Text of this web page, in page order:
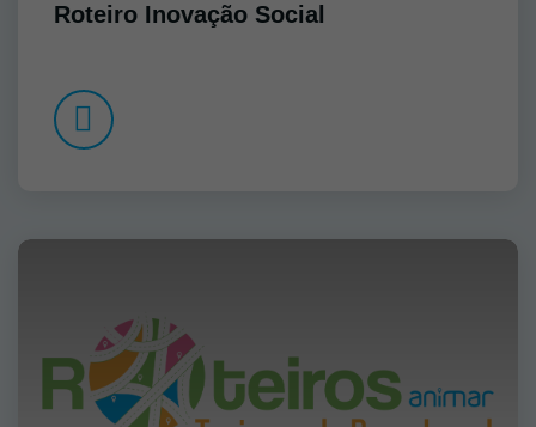
Roteiro Inovação Social